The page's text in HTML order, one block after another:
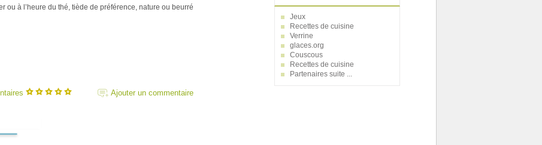
ou à l’heure du thé, tiède de préférence, nature ou beurré
Ajouter un commentaire
Jeux
Recettes de cuisine
Verrine
glaces.org
Couscous
Recettes de cuisine
Partenaires suite ...